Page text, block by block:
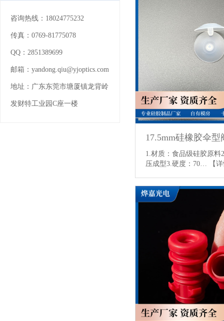
咨询热线： 18024775232
传真： 0769-81775078
QQ： 2851389699
邮箱： yandong.qiu@yjoptics.com
地址： 广东东莞市塘厦镇龙背岭
发财特工业园C座一楼
1.材质：食品级硅胶原料
压成型3.硬度：70…
【